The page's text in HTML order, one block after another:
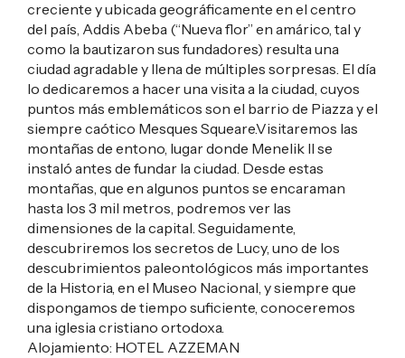
creciente y ubicada geográficamente en el centro
del país, Addis Abeba (“Nueva flor” en amárico, tal y
como la bautizaron sus fundadores) resulta una
ciudad agradable y llena de múltiples sorpresas. El día
lo dedicaremos a hacer una visita a la ciudad, cuyos
puntos más emblemáticos son el barrio de Piazza y el
siempre caótico Mesques Squeare.Visitaremos las
montañas de entono, lugar donde Menelik II se
instaló antes de fundar la ciudad. Desde estas
montañas, que en algunos puntos se encaraman
hasta los 3 mil metros, podremos ver las
dimensiones de la capital. Seguidamente,
descubriremos los secretos de Lucy, uno de los
descubrimientos paleontológicos más importantes
de la Historia, en el Museo Nacional, y siempre que
dispongamos de tiempo suficiente, conoceremos
una iglesia cristiano ortodoxa.
Alojamiento: HOTEL AZZEMAN